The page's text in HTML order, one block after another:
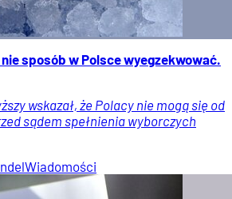
sposób w Polsce wyegzekwować.
wskazał, że Polacy nie mogą się od
sądem spełnienia wyborczych
Wiadomości